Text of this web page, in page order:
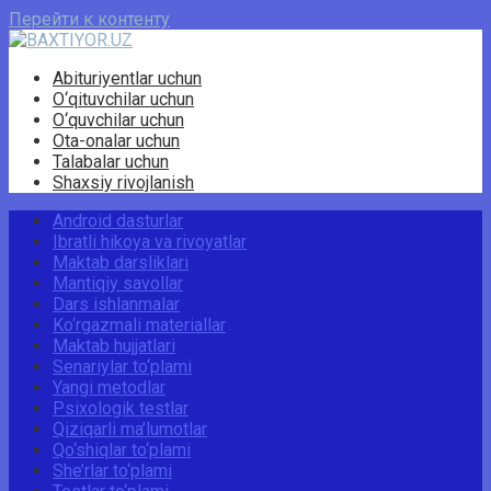
Перейти к контенту
Abituriyentlar uchun
O‘qituvchilar uchun
O‘quvchilar uchun
Ota-onalar uchun
Talabalar uchun
Shaxsiy rivojlanish
Android dasturlar
Ibratli hikoya va rivoyatlar
Maktab darsliklari
Mantiqiy savollar
Dars ishlanmalar
Ko‘rgazmali materiallar
Maktab hujjatlari
Senariylar to‘plami
Yangi metodlar
Psixologik testlar
Qiziqarli ma’lumotlar
Qo‘shiqlar to‘plami
She’rlar to‘plami